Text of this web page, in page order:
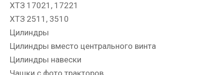
ХТЗ 17021, 17221
ХТЗ 2511, 3510
Цилиндры
Цилиндры вместо центрального винта
Цилиндры навески